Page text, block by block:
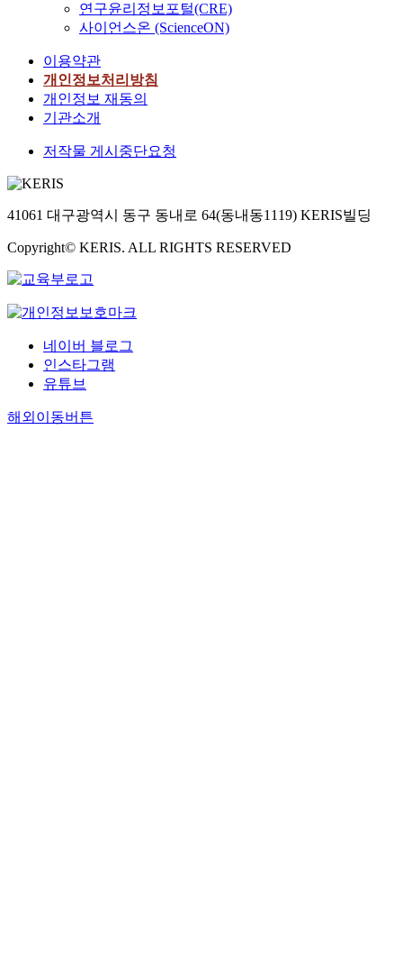
연구윤리정보포털(CRE)
사이언스온 (ScienceON)
이용약관
개인정보처리방침
개인정보 재동의
기관소개
저작물 게시중단요청
41061 대구광역시 동구 동내로 64(동내동1119) KERIS빌딩
Copyright© KERIS. ALL RIGHTS RESERVED
네이버 블로그
인스타그램
유튜브
해외이동버튼